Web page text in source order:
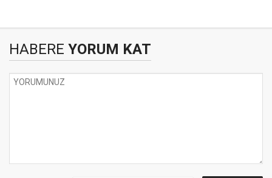
HABERE YORUM KAT